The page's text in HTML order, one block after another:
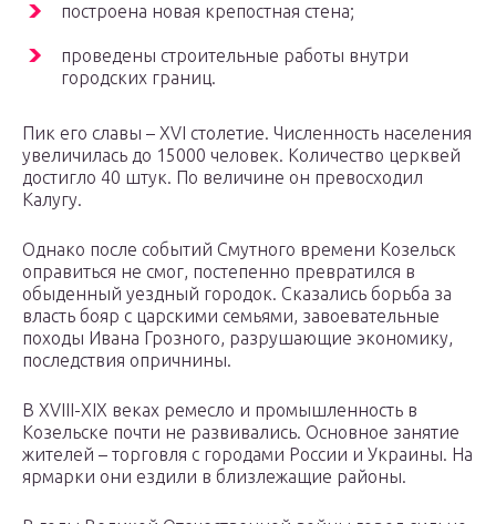
построена новая крепостная стена;
проведены строительные работы внутри
городских границ.
Пик его славы – XVI столетие. Численность населения
увеличилась до 15000 человек. Количество церквей
достигло 40 штук. По величине он превосходил
Калугу.
Однако после событий Смутного времени Козельск
оправиться не смог, постепенно превратился в
обыденный уездный городок. Сказались борьба за
власть бояр с царскими семьями, завоевательные
походы Ивана Грозного, разрушающие экономику,
последствия опричнины.
В XVIII-XIX веках ремесло и промышленность в
Козельске почти не развивались. Основное занятие
жителей – торговля с городами России и Украины. На
ярмарки они ездили в близлежащие районы.